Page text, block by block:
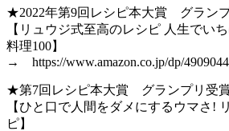
★2022年第9回レシピ本大賞 グラン
【リュウジ式至高のレシピ 人生でい
料理100】
→ https://www.amazon.co.jp/dp/
★第7回レシピ本大賞 グランプリ受
【ひと口で人間をダメにするウマさ!
ピ】